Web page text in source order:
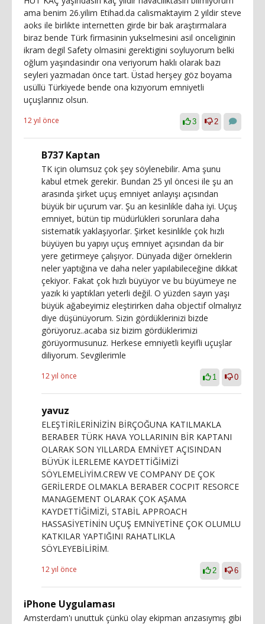
ama benim 26.yilim Etihad.da calismaktayim 2 yildir steve
aoks ile birlikte internetten girde bir bak araştırmalara
biraz bende Türk firmasinin yukselmesini asil onceliginin
ikram degil Safety olmasini gerektigini soyluyorum belki
oğlum yaşındasindır ona veriyorum haklı olarak bazı
seyleri yazmadan önce tart. Üstad herşey göz boyama
usüllü Türkiyede bende ona kızıyorum emniyetli
uçuşlarınız olsun.
12 yıl önce 3 2
B737 Kaptan
TK için olumsuz çok şey söylenebilir. Ama şunu
kabul etmek gerekir. Bundan 25 yıl öncesi ile şu an
arasında şirket uçuş emniyet anlayışı açısından
büyük bir uçurum var. Şu an kesinlikle daha iyi. Uçuş
emniyet, bütün tip müdürlükleri sorunlara daha
sistematik yaklaşıyorlar. Şirket kesinlikle çok hızlı
büyüyen bu yapıyı uçuş emniyet açısından da bir
yere getirmeye çalışıyor. Dünyada diğer örneklerin
neler yaptığına ve daha neler yapılabileceğine dikkat
çekiyor. Fakat çok hızlı büyüyor ve bu büyümeye ne
yazık ki yaptıkları yeterli değil. O yüzden sayın yaşı
büyük ağabeyimiz eleştirirken daha objectif olmalıyız
diye düşünüyorum. Sizin gördüklerinizi bizde
görüyoruz..acaba siz bizim gördüklerimizi
görüyormusunuz. Herkese emniyetli keyifli uçuşlar
diliyorum. Sevgilerimle
12 yıl önce 1 0
yavuz
ELEŞTİRİLERİNİZİN BİRÇOĞUNA KATILMAKLA
BERABER TÜRK HAVA YOLLARININ BİR KAPTANI
OLARAK SON YILLARDA EMNİYET AÇISINDAN
BÜYÜK İLERLEME KAYDETTİĞİMİZİ
SÖYLEMELİYİM.CREW VE COMPANY DE ÇOK
GERİLERDE OLMAKLA BERABER COCPIT RESORCE
MANAGEMENT OLARAK ÇOK AŞAMA
KAYDETTİĞİMİZİ, STABİL APPROACH
HASSASİYETİNİN UÇUŞ EMNİYETİNE ÇOK OLUMLU
KATKILAR YAPTIĞINI RAHATLIKLA
SÖYLEYEBİLİRİM.
12 yıl önce 2 6
iPhone Uygulaması
Amsterdam'ı unuttuk çünkü olay ekipman arızasıymış gibi